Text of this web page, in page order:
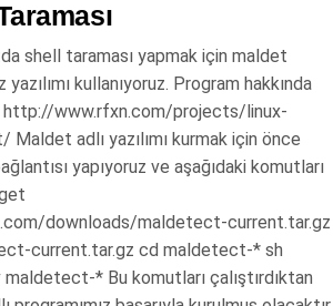
shell taraması yapmak için maldet
kullanıyoruz. Program hakkında
http://www.rfxn.com/projects/linux-
adlı yazılımı kurmak için önce
yapıyoruz ve aşağıdaki komutları
downloads/maldetect-current.tar.gz
current.tar.gz cd maldetect-* sh
* Bu komutları çalıştırdıktan